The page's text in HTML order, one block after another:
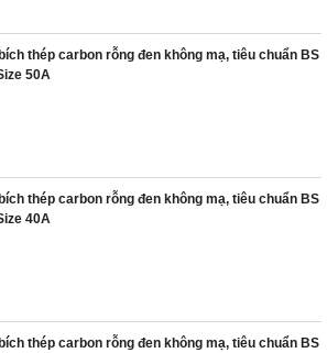
thép carbon rỗng đen không mạ, tiêu chuẩn BS
50A
thép carbon rỗng đen không mạ, tiêu chuẩn BS
40A
thép carbon rỗng đen không mạ, tiêu chuẩn BS